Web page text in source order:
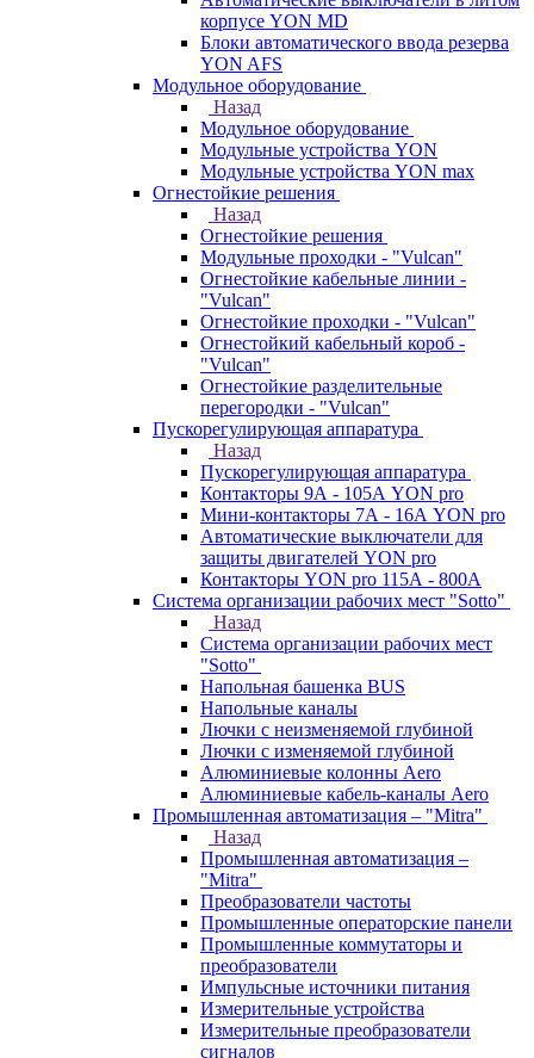
корпусе YON MD
Блоки автоматического ввода резерва
YON AFS
Модульное оборудование
Назад
Модульное оборудование
Модульные устройства YON
Модульные устройства YON max
Огнестойкие решения
Назад
Огнестойкие решения
Модульные проходки - "Vulcan"
Огнестойкие кабельные линии -
"Vulcan"
Огнестойкие проходки - "Vulcan"
Огнестойкий кабельный короб -
"Vulcan"
Огнестойкие разделительные
перегородки - "Vulcan"
Пускорегулирующая аппаратура
Назад
Пускорегулирующая аппаратура
Контакторы 9А - 105А YON pro
Мини-контакторы 7А - 16А YON pro
Автоматические выключатели для
защиты двигателей YON pro
Контакторы YON pro 115А - 800А
Система организации рабочих мест "Sotto"
Назад
Система организации рабочих мест
"Sotto"
Напольная башенка BUS
Напольные каналы
Лючки с неизменяемой глубиной
Лючки с изменяемой глубиной
Алюминиевые колонны Aero
Алюминиевые кабель-каналы Aero
Промышленная автоматизация – "Mitra"
Назад
Промышленная автоматизация –
"Mitra"
Преобразователи частоты
Промышленные операторские панели
Промышленные коммутаторы и
преобразователи
Импульсные источники питания
Измерительные устройства
Измерительные преобразователи
сигналов